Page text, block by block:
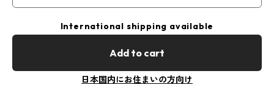
International shipping available
Add to cart
日本国内にお住まいの方向け